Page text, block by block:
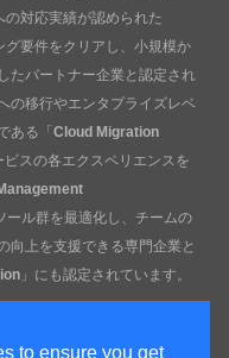
to ensure you get
の対応実績が認められた
要件をクリアし、小規模か
たパートナー企業と認定され
の移行やエンタプライズレベ
ある「 Cloud Migration
スの各エクスペリエンスを
ール群を最適化し、チームの
向上を支援できる専門企業と
」にも認定されています。